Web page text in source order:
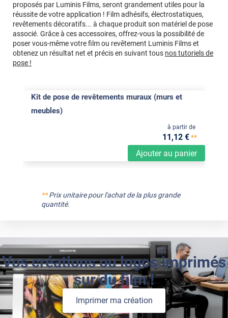
proposés par Luminis Films, seront grandement utiles pour la
réussite de votre application ! Film adhésifs, électrostatiques,
revêtements décoratifs... à chaque produit son matériel de pose
associé. Grâce à ces accessoires, offrez-vous la possibilité de
poser vous-même votre film ou revêtement Luminis Films et
obtenez un résultat net et précis en suivant tous nos tutoriels de
pose !
Kit de pose de revêtements muraux (murs et
meubles)
Ajouter au panier
à partir de
11,12 €**
**Prix unitaire pour l'achat de la plus grande
quantité.
Vos créations ou logos imprimés
sur du film !
Imprimer ma création